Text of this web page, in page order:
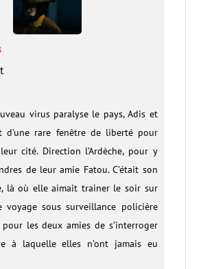
virus paralyse le pays, Adis et
d’une rare fenêtre de liberté pour
cité. Direction l’Ardèche, pour y
de leur amie Fatou. C’était son
là où elle aimait trainer le soir sur
voyage sous surveillance policière
pour les deux amies de s’interroger
à laquelle elles n’ont jamais eu